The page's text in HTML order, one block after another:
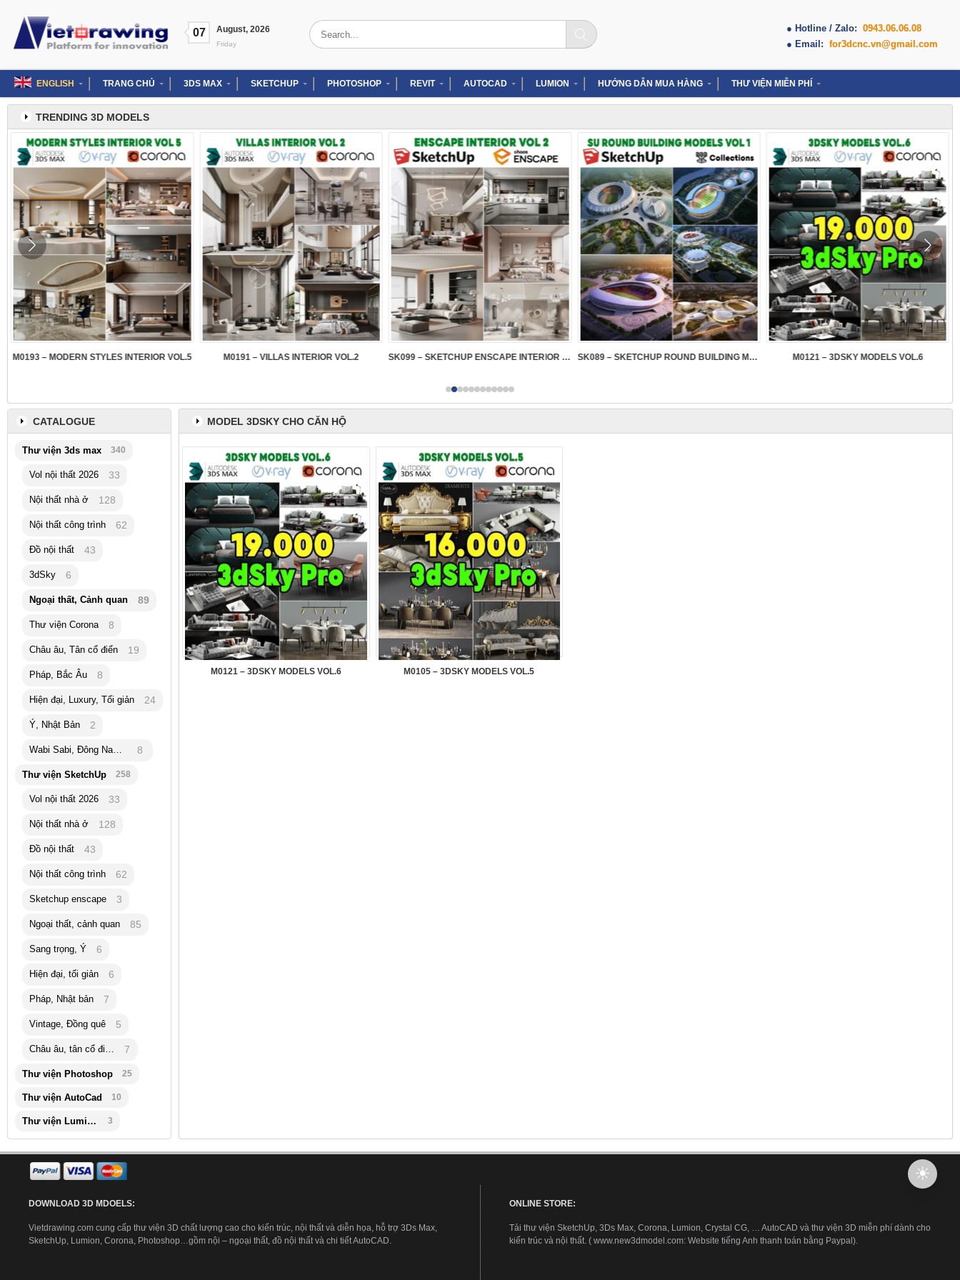
content
07 August, 2026
Friday
Search
for:
● Hotline / Zalo: 0943.06.06.08
● Email: for3dcnc.vn@gmail.com
ENGLISH TRANG CHỦ 3DS MAX SKETCHUP PHOTOSHOP REVIT AUTOCAD LUMION HƯỚNG DẪN MUA HÀNG THƯ VIỆN MIỄN PHÍ
TRENDING 3D MODELS
M0193 – MODERN STYLES INTERIOR VOL.5 M0191 – VILLAS INTERIOR VOL.2 SK099 – SKETCHUP ENSCAPE INTERIOR VOL.2 SK089 – SKETCHUP ROUND BUILDING MODELS M0121 – 3DSKY MODELS VOL.6
MODEL 3DSKY CHO CĂN HỘ
M0121 – 3DSKY MODELS VOL.6 M0105 – 3DSKY MODELS VOL.5
CATALOGUE
Thư viện 3ds max 340
Vol nội thất 2026 33
Nội thất nhà ở 128
Nội thất công trình 62
Đồ nội thất 43
3dSky 6
Ngoại thất, Cảnh quan 89
Thư viện Corona 8
Châu âu, Tân cổ điển 19
Pháp, Bắc Âu 8
Hiện đại, Luxury, Tối giản 24
Ý, Nhật Bản 2
Wabi Sabi, Đông Nam Á 8
Thư viện SketchUp 258
Vol nội thất 2026 33
Nội thất nhà ở 128
Đồ nội thất 43
Nội thất công trình 62
Sketchup enscape 3
Ngoại thất, cảnh quan 85
Sang trọng, Ý 6
Hiện đại, tối giản 6
Pháp, Nhật bản 7
Vintage, Đồng quê 5
Châu âu, tân cổ điển 7
Thư viện Photoshop 25
Thư viện AutoCad 10
Thư viện Lumion 3
DOWNLOAD 3D MDOELS:
Vietdrawing.com cung cấp thư viện 3D chất lượng cao cho kiến trúc, nội thất và diễn họa, hỗ trợ 3Ds Max,
SketchUp, Lumion, Corona, Photoshop…gồm nội – ngoại thất, đồ nội thất và chi tiết AutoCAD.
ONLINE STORE:
Tải thư viện SketchUp, 3Ds Max, Corona, Lumion, Crystal CG, … AutoCAD và thư viện 3D miễn phí dành cho
kiến trúc và nội thất. ( www.new3dmodel.com: Website tiếng Anh thanh toán bằng Paypal).